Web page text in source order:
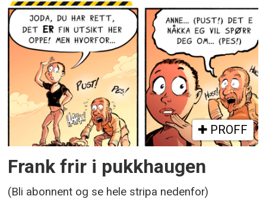
PROFF
Frank frir i pukkhaugen
(Bli abonnent og se hele stripa nedenfor)